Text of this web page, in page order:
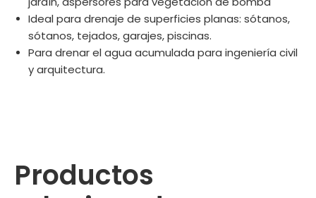
Ideal para drenaje de superficies planas: sótanos,
sótanos, tejados, garajes, piscinas.
Para drenar el agua acumulada para ingeniería civil
y arquitectura.
Siguiente:
Productos